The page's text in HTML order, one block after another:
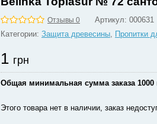
Отзывы 0 Артикул: 000631
Категории: Защита древесины, Пропитки
1 грн
Общая минимальная сумма заказа 1000
Этого товара нет в наличии, заказ